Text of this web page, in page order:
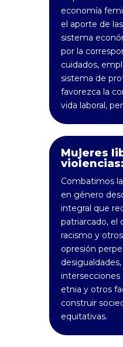
economía
el aporte de
sistema
por la
cuidados,
sistema de
favorezca la
vida laboral,
Mujeres
violencias:
Combatimos
en género
integral que
patriarcado, el
racismo y
opresión
intersecciones
etnia y otros
construir
equitativas.